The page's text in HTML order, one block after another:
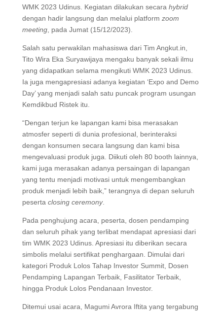
WMK 2023 Udinus. Kegiatan dilakukan secara hybrid
dengan hadir langsung dan melalui platform zoom
meeting, pada Jumat (15/12/2023).
Salah satu perwakilan mahasiswa dari Tim Angkut.in,
Tito Wira Eka Suryawijaya mengaku banyak sekali ilmu
yang didapatkan selama mengikuti WMK 2023 Udinus.
Ia juga mengapresiasi adanya kegiatan ‘Expo and Demo
Day’ yang menjadi salah satu puncak program usungan
Kemdikbud Ristek itu.
“Dengan terjun ke lapangan kami bisa merasakan
atmosfer seperti di dunia profesional, berinteraksi
dengan konsumen secara langsung dan kami bisa
mengevaluasi produk juga. Diikuti oleh 80 booth lainnya,
kami juga merasakan adanya persaingan di lapangan
yang tentu menjadi motivasi untuk mengembangkan
produk menjadi lebih baik,” terangnya di depan seluruh
peserta closing ceremony.
Pada penghujung acara, peserta, dosen pendamping
dan seluruh pihak yang terlibat mendapat apresiasi dari
tim WMK 2023 Udinus. Apresiasi itu diberikan secara
simbolis melalui sertifikat penghargaan. Dimulai dari
kategori Produk Lolos Tahap Investor Summit, Dosen
Pendamping Lapangan Terbaik, Fasilitator Terbaik,
hingga Produk Lolos Pendanaan Investor.
Ditemui usai acara, Magumi Avrora Iftita yang tergabung